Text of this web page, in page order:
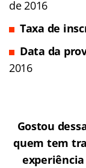
de 2016
Taxa de
Data da
2016
Gostou
quem tem